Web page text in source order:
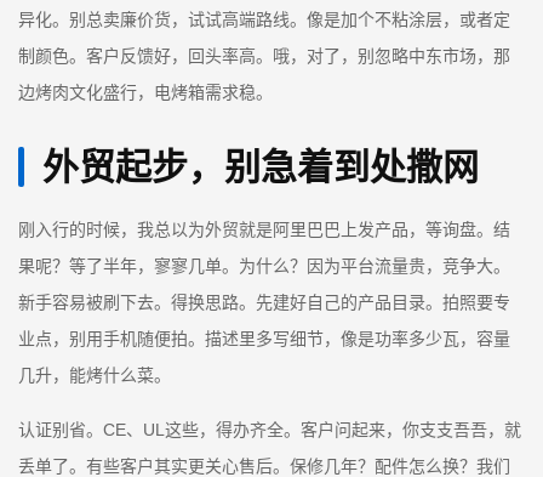
异化。别总卖廉价货，试试高端路线。像是加个不粘涂层，或者定
制颜色。客户反馈好，回头率高。哦，对了，别忽略中东市场，那
边烤肉文化盛行，电烤箱需求稳。
外贸起步，别急着到处撒网
刚入行的时候，我总以为外贸就是阿里巴巴上发产品，等询盘。结
果呢？等了半年，寥寥几单。为什么？因为平台流量贵，竞争大。
新手容易被刷下去。得换思路。先建好自己的产品目录。拍照要专
业点，别用手机随便拍。描述里多写细节，像是功率多少瓦，容量
几升，能烤什么菜。
认证别省。CE、UL这些，得办齐全。客户问起来，你支支吾吾，就
丢单了。有些客户其实更关心售后。保修几年？配件怎么换？我们